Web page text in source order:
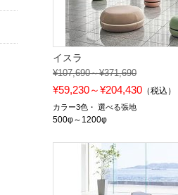
イスラ
¥107,690～¥371,690
¥59,230～¥204,430 （税込）
カラー3色 選べる張地
500φ～1200φ